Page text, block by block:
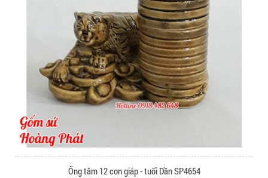
Ống tăm 12 con giáp - tuổi Dần SP4654